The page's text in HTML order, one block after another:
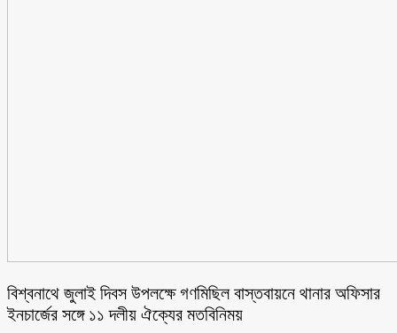
বিশ্বনাথে জুলাই দিবস উপলক্ষে গণমিছিল বাস্তবায়নে থানার অফিসার
ইনচার্জের সঙ্গে ১১ দলীয় ঐক্যের মতবিনিময়